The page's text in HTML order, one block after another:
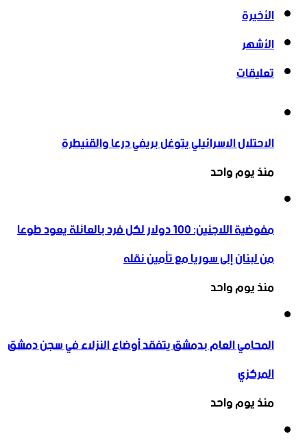
الأخيرة
الأشهر
تعليقات
الاحتلال الاسرائيلي يتوغل بريفي درعا والقنيطرة
منذ يوم واحد
مفوضية اللاجئين: 100 دولار لكل فرد بالعائلة يعود طوعا
من لبنان إلى سوريا مع تأمين نقله
منذ يوم واحد
المحامي العام بدمشق يتفقد أوضاع النزلاء في سجن دمشق
المركزي
منذ يوم واحد